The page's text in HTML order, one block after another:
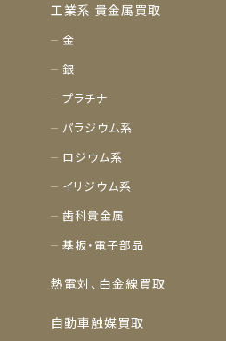
工業系 貴金属買取
金
銀
プラチナ
パラジウム系
ロジウム系
イリジウム系
歯科貴金属
基板・電子部品
熱電対、白金線買取
自動車触媒買取